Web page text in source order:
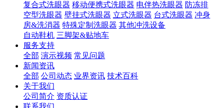
复合式洗眼器 移动便携式洗眼器 电伴热洗眼器 防冻排
空型洗眼器 壁挂式洗眼器 立式洗眼器 台式洗眼器 冲身
房&洗消器 特殊定制洗眼器 其他冲洗设备
自动鞋机 三脚架&贴地车
服务支持
全部 演示视频 常见问题
新闻资讯
全部 公司动态 业界资讯 技术百科
关于我们
公司简介 资质认证
联系我们